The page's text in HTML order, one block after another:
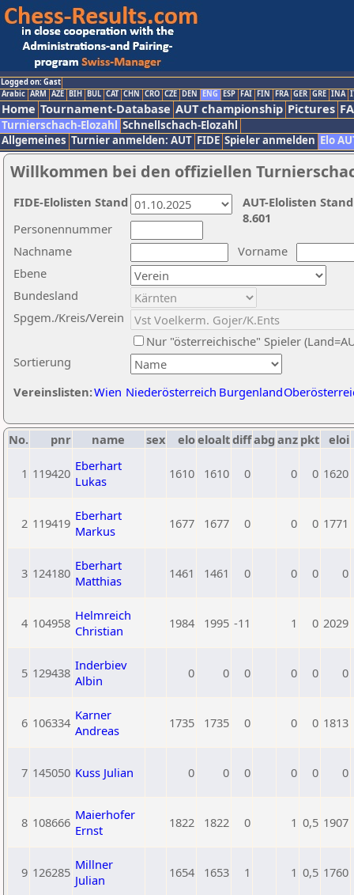
Logged on: Gast
Arabic ARM AZE BIH BUL CAT CHN CRO CZE DEN ENG ESP FAI FIN FRA GER GRE INA
Home Tournament-Database AUT championship Pictures
Turnierschach-Elozahl Schnellschach-Elozahl
Allgemeines Turnier anmelden: AUT FIDE Spieler anmelden Elo
Willkommen bei den offiziellen
Nachname
Vorname
Ebene
Sortierung
Personennummer
Bundesland
Spgem./Kreis/Verein
Nur "österreichische" Spieler
Vereinslisten:Wien Niederösterreich Burgenland
AUT-Elolisten
8.601
FIDE-Elolisten Stand
No. pnr name sex eloeloaltdiffabg anz pkt eloi
1 119420 Eberhart
Lukas
1610 1610 0 0 0 1620
2 119419 Eberhart
Markus
1677 1677 0 0 0 1771
3 124180 Eberhart
Matthias
1461 1461 0 0 0 0
4 104958 Helmreich
Christian
1984 1995 -11 1 0 2029
5 129438 Inderbiev
Albin
0 0 0 0 0 0
6 106334 Karner
Andreas
1735 1735 0 0 0 1813
7 145050 Kuss Julian 0 0 0 0 0 0
8 108666 Maierhofer
Ernst
1822 1822 0 1 0,5 1907
9 126285 Millner
Julian
1654 1653 1 1 0,5 1760